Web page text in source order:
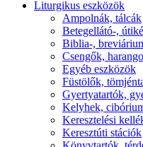
Liturgikus eszközök
Ampolnák, tálcák
Betegellátó-,
Biblia-,
Csengők,
Egyéb eszközök
Füstölők,
Gyertyatartók,
Kelyhek,
Keresztelési
Keresztúti stációk